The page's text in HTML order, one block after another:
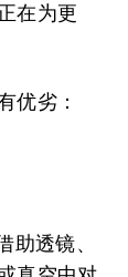
在为更
优劣：
助透镜、